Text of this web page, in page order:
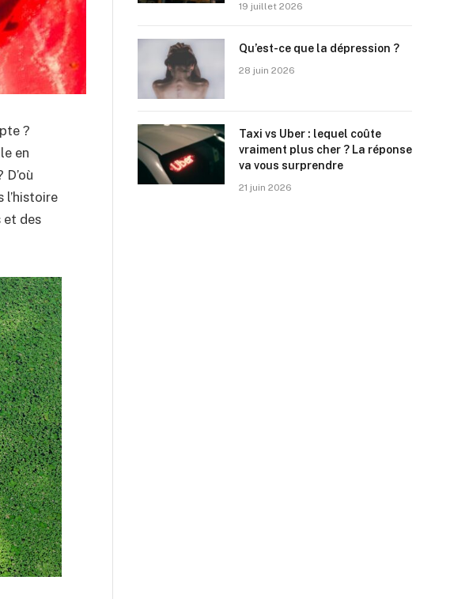
?
en
D’où
l’histoire
et des
19 juillet 2026
Qu’est-ce que la dépression ?
28 juin 2026
Taxi vs Uber : lequel coûte
vraiment plus cher ? La réponse
va vous surprendre
21 juin 2026